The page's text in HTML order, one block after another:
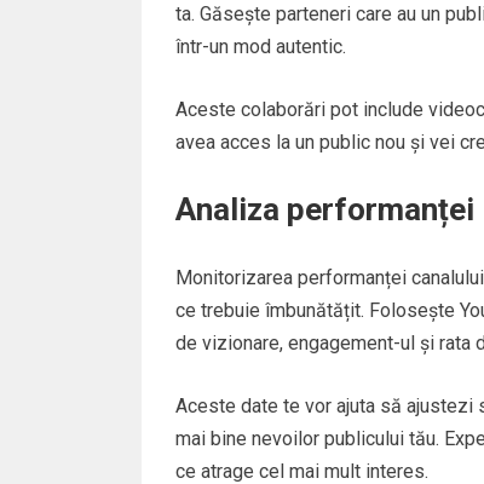
ta. Găsește parteneri care au un
într-un mod autentic.
Aceste colaborări pot include
avea acces la un public nou și vei
Analiza performanței
Monitorizarea performanței
ce trebuie îmbunătățit. Folosește
de vizionare, engagement-ul și rata
Aceste date te vor ajuta să
mai bine nevoilor publicului tău.
ce atrage cel mai mult interes.